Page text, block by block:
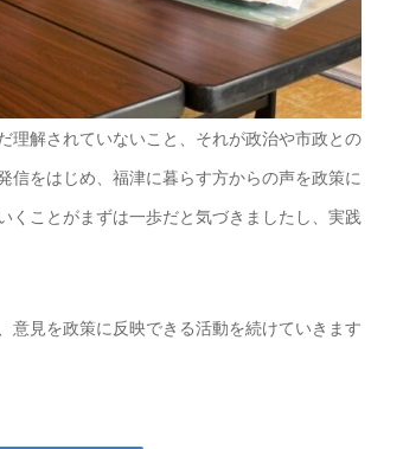
理解されていないこと、それが政治や市政との
信をはじめ、福津に暮らす方からの声を政策に
くことがまずは一歩だと気づきましたし、実践
意見を政策に反映できる活動を続けていきます